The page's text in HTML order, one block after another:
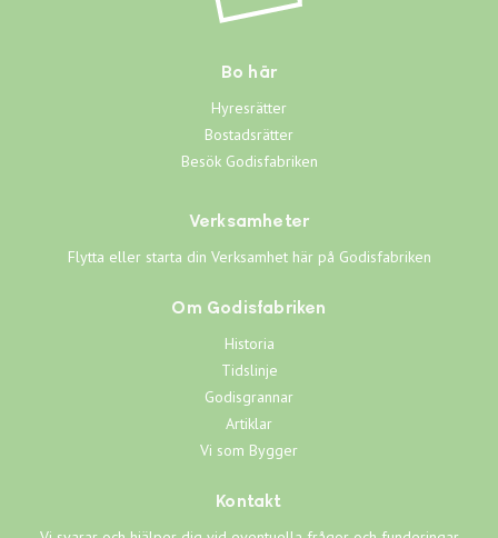
Bo här
Hyresrätter
Bostadsrätter
Besök Godisfabriken
Verksamheter
Flytta eller starta din Verksamhet här på Godisfabriken
Om Godisfabriken
Historia
Tidslinje
Godisgrannar
Artiklar
Vi som Bygger
Kontakt